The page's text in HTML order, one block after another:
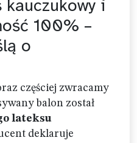
i
100% –
o
częściej zwracamy
balon został
lateksu
deklaruje